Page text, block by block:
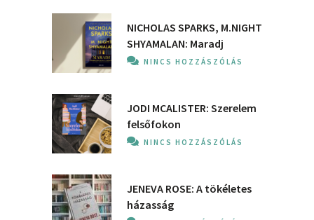
NICHOLAS SPARKS, M.NIGHT
SHYAMALAN: Maradj
NINCS HOZZÁSZÓLÁS
JODI MCALISTER: Szerelem
felsőfokon
NINCS HOZZÁSZÓLÁS
JENEVA ROSE: A ​tökéletes
házasság